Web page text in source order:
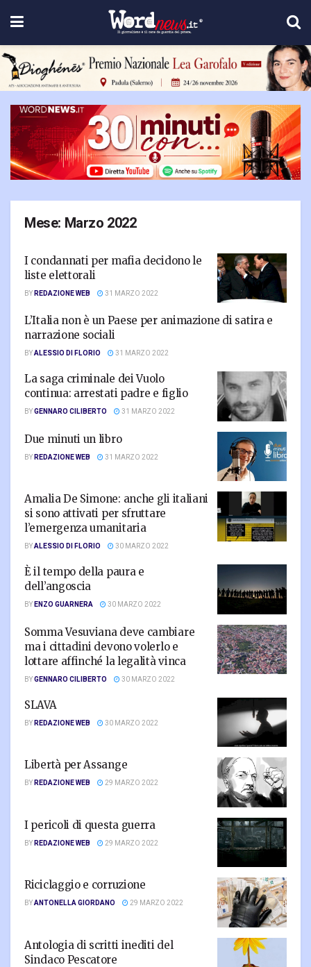
Mese: Marzo 2022
I condannati per mafia decidono le
liste elettorali
BYREDAZIONE WEB 31 MARZO 2022
L’Italia non è un Paese per animazione di satira e
narrazione sociali
BYALESSIO DI FLORIO 31 MARZO 2022
La saga criminale dei Vuolo
continua: arrestati padre e figlio
BYGENNARO CILIBERTO 31 MARZO 2022
Due minuti un libro
BYREDAZIONE WEB 31 MARZO 2022
Amalia De Simone: anche gli italiani
si sono attivati per sfruttare
l’emergenza umanitaria
BYALESSIO DI FLORIO 30 MARZO 2022
È il tempo della paura e
dell’angoscia
BYENZO GUARNERA 30 MARZO 2022
Somma Vesuviana deve cambiare
ma i cittadini devono volerlo e
lottare affinché la legalità vinca
BYGENNARO CILIBERTO 30 MARZO 2022
SLAVA
BYREDAZIONE WEB 30 MARZO 2022
Libertà per Assange
BYREDAZIONE WEB 29 MARZO 2022
I pericoli di questa guerra
BYREDAZIONE WEB 29 MARZO 2022
Riciclaggio e corruzione
BYANTONELLA GIORDANO 29 MARZO 2022
Antologia di scritti inediti del
Sindaco Pescatore